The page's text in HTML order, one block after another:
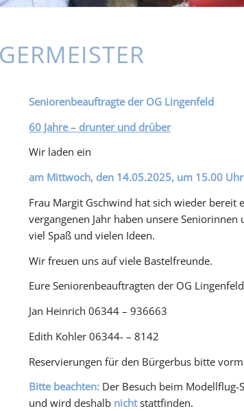
Seniorenbeauftragte der OG Lingenfeld
60 Jahre – drunter und drüber
Wir laden ein
am Mittwoch, den 14.05.2025, um 15.00
Frau Margit Gschwind hat sich wieder
vergangenen Jahr haben unsere
viel Spaß und vielen Ideen.
Wir freuen uns auf viele Bastelfreunde.
Eure Seniorenbeauftragten der OG Lingenfeld
Jan Heinrich 06344 – 936663
Edith Kohler 06344- – 8142
Reservierungen für den Bürgerbus bitte
Bitte beachten: Der Besuch beim
und wird deshalb nichtstattfinden.